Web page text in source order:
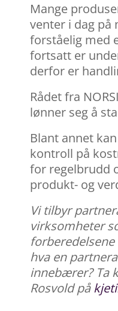
Mange
venter i dag på
forståelig med
fortsatt er
derfor er
Rådet fra
lønner seg å
Blant annet
kontroll på
for regelbrudd
produkt- og
Vi tilbyr
virksomheter
hva en
innebærer? Ta
Rosvold på